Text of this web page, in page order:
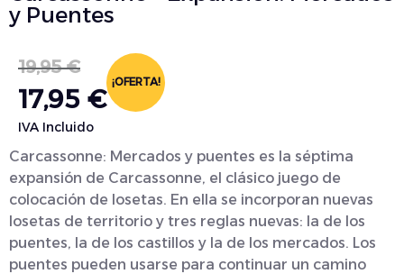
y Puentes
19,95€
17,95 €
IVA Incluido
¡OFERTA!
Carcassonne: Mercados y puentes es la séptima
expansión de Carcassonne, el clásico juego de
colocación de losetas. En ella se incorporan nuevas
losetas de territorio y tres reglas nuevas: la de los
puentes, la de los castillos y la de los mercados. Los
puentes pueden usarse para continuar un camino